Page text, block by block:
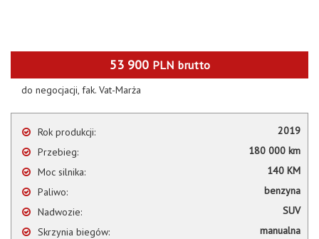
53 900 PLN brutto
do negocjacji, fak. Vat-Marża
Rok produkcji:
2019
Przebieg:
180 000 km
Moc silnika:
140 KM
Paliwo:
benzyna
Nadwozie:
SUV
Skrzynia biegów:
manualna